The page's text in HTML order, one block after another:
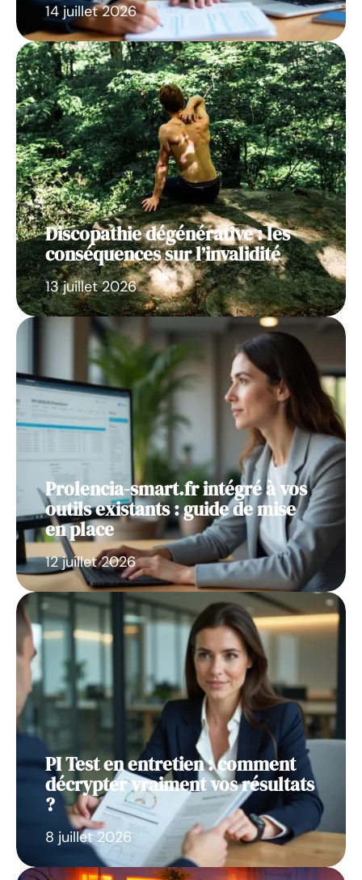
14 juillet 2026
Discopathie dégénérative : les
conséquences sur l’invalidité
13 juillet 2026
Prolencia-smart.fr intégré à vos
outils existants : guide de mise
en place
12 juillet 2026
PI Test en entretien : comment
décrypter vraiment vos résultats
?
8 juillet 2026